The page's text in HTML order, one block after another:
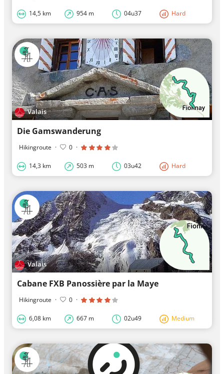
14,5 km 954 m 04u37 Hard
Valais
Die Gamswanderung
Hikingroute · 0 ·
14,3 km 503 m 03u42 Hard
Valais
Cabane FXB Panossière par la Maye
Hikingroute · 0 ·
6,08 km 667 m 02u49 Medium